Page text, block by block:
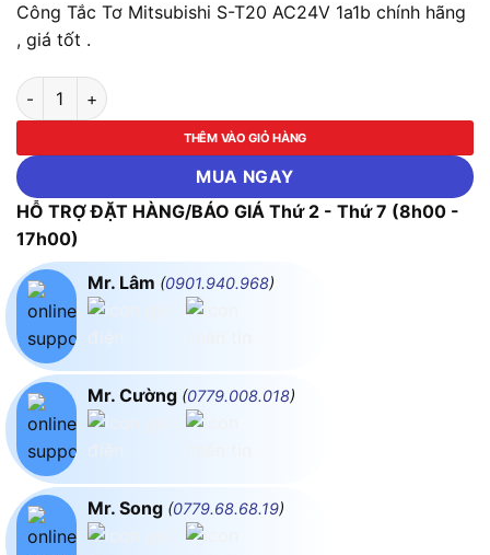
Công Tắc Tơ Mitsubishi S-T20 AC24V 1a1b chính hãng
, giá tốt .
Công Tắc Tơ Mitsubishi S-T20 AC24V 1a1b số lượng
THÊM VÀO GIỎ HÀNG
MUA NGAY
HỖ TRỢ ĐẶT HÀNG/BÁO GIÁ Thứ 2 - Thứ 7 (8h00 -
17h00)
Mr. Lâm (0901.940.968)
Mr. Cường (0779.008.018)
Mr. Song (0779.68.68.19)